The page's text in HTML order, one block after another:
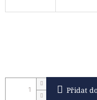
Přidat